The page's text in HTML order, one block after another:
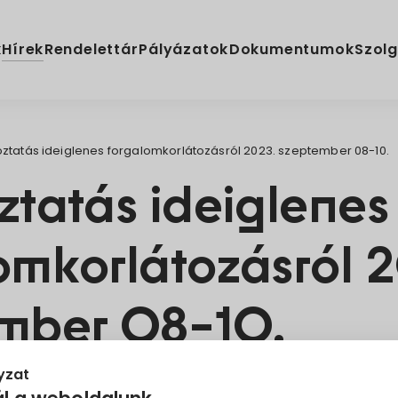
HírekRendelettárPályázatokDokumentumok
ideiglenes forgalomkorlátozásról 2023. szeptember 08-10.
ideiglenes
08-10.